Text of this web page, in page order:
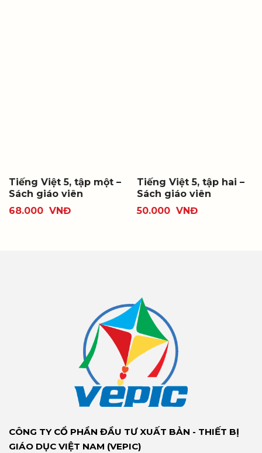
Tiếng Việt 5, tập một –
Sách giáo viên
68.000 VNĐ
Tiếng Việt 5, tập hai –
Sách giáo viên
50.000 VNĐ
CÔNG TY CỔ PHẦN ĐẦU TƯ XUẤT BẢN - THIẾT BỊ
GIÁO DỤC VIỆT NAM (VEPIC)